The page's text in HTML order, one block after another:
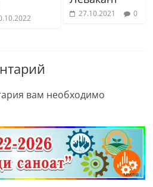
27.10.2021 0
вам необходимо